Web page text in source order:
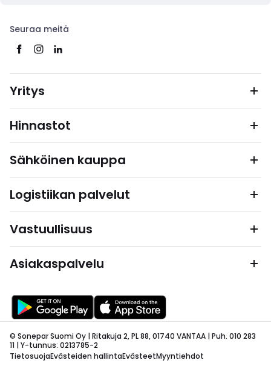
Seuraa meitä
Yritys
Hinnastot
Sähköinen kauppa
Logistiikan palvelut
Vastuullisuus
Asiakaspalvelu
© Sonepar Suomi Oy | Ritakuja 2, PL 88, 01740 VANTAA | Puh. 010 283
11 | Y-tunnus: 0213785-2
TietosuojaEvästeiden hallintaEvästeetMyyntiehdot